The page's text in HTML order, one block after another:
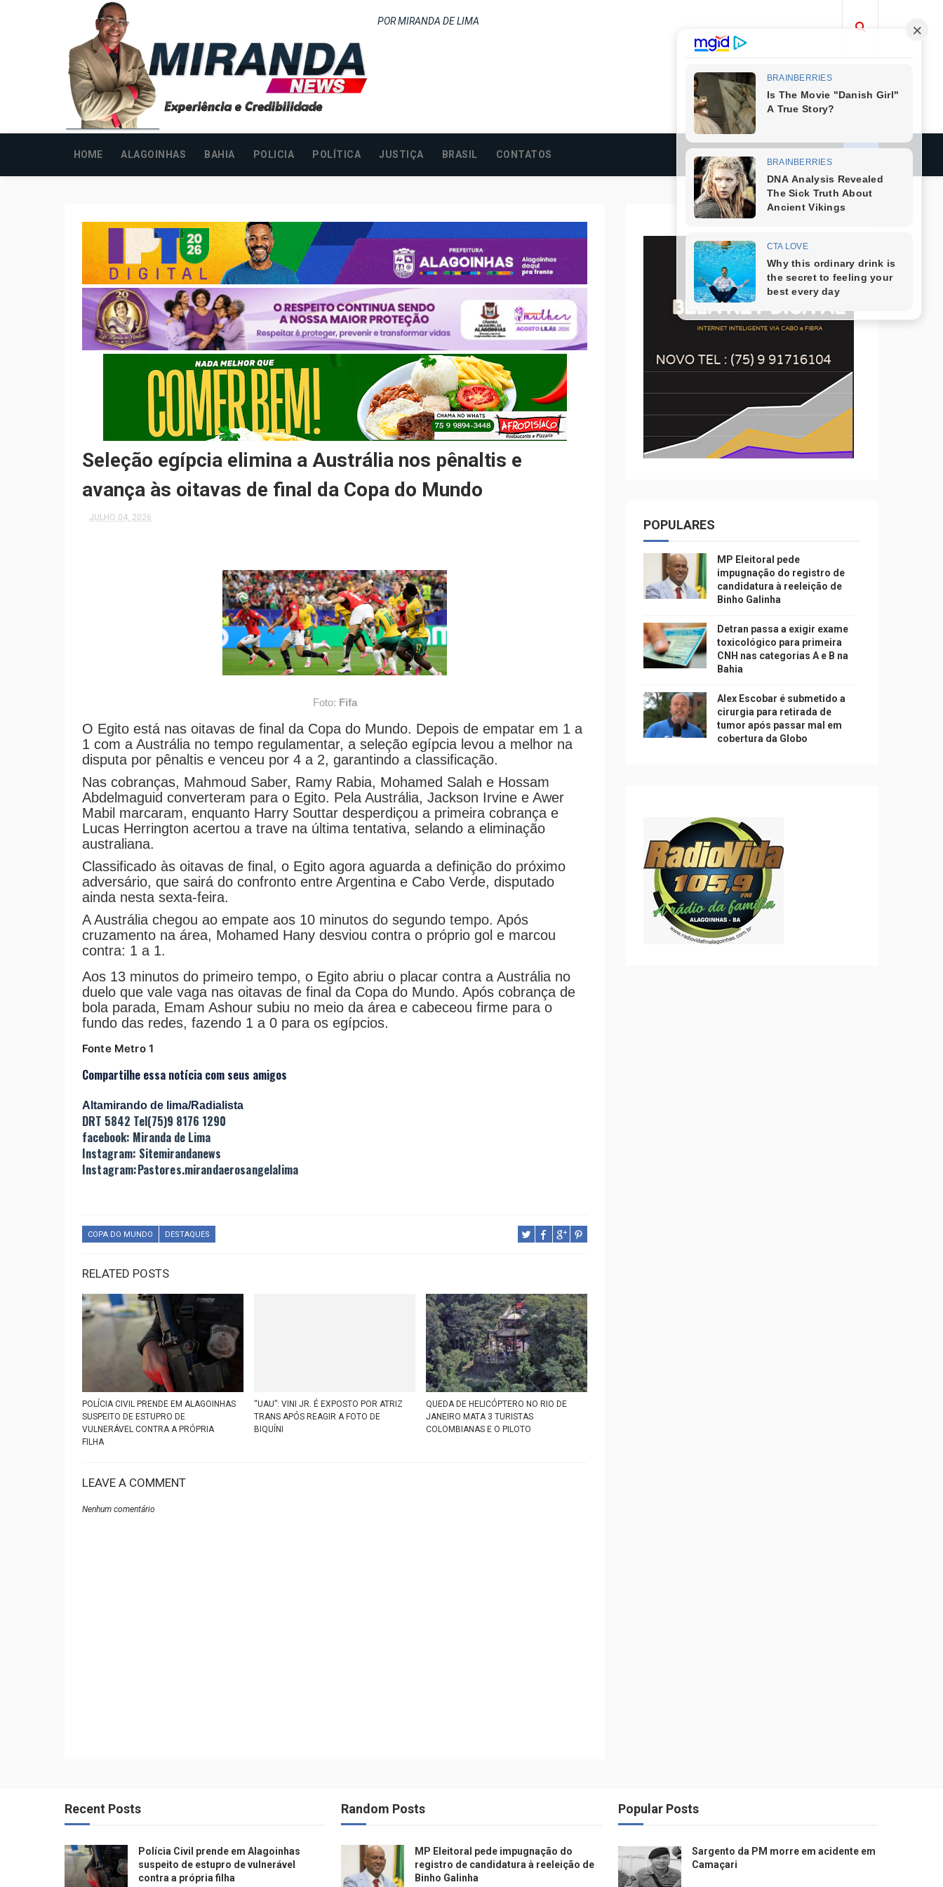
POR MIRANDA DE LIMA
HOME ALAGOINHAS BAHIA POLICIA POLÍTICA JUSTIÇA BRASIL CONTATOS
Seleção egípcia elimina a Austrália nos pênaltis e
avança às oitavas de final da Copa do Mundo
JULHO 04, 2026
Foto: Fifa
O Egito está nas oitavas de final da Copa do Mundo. Depois de empatar em 1 a
1 com a Austrália no tempo regulamentar, a seleção egípcia levou a melhor na
disputa por pênaltis e venceu por 4 a 2, garantindo a classificação.
Nas cobranças, Mahmoud Saber, Ramy Rabia, Mohamed Salah e Hossam
Abdelmaguid converteram para o Egito. Pela Austrália, Jackson Irvine e Awer
Mabil marcaram, enquanto Harry Souttar desperdiçou a primeira cobrança e
Lucas Herrington acertou a trave na última tentativa, selando a eliminação
australiana.
Classificado às oitavas de final, o Egito agora aguarda a definição do próximo
adversário, que sairá do confronto entre Argentina e Cabo Verde, disputado
ainda nesta sexta-feira.
A Austrália chegou ao empate aos 10 minutos do segundo tempo. Após
cruzamento na área, Mohamed Hany desviou contra o próprio gol e marcou
contra: 1 a 1.
Aos 13 minutos do primeiro tempo, o Egito abriu o placar contra a Austrália no
duelo que vale vaga nas oitavas de final da Copa do Mundo. Após cobrança de
bola parada, Emam Ashour subiu no meio da área e cabeceou firme para o
fundo das redes, fazendo 1 a 0 para os egípcios.
Fonte Metro 1
Compartilhe essa notícia com seus amigos
Altamirando de lima/Radialista
DRT 5842 Tel(75)9 8176 1290
facebook: Miranda de Lima
Instagram: Sitemirandanews
Instagram:Pastores.mirandaerosangelalima
COPA DO MUNDO DESTAQUES
RELATED POSTS
POLÍCIA CIVIL PRENDE EM ALAGOINHAS
SUSPEITO DE ESTUPRO DE
VULNERÁVEL CONTRA A PRÓPRIA
FILHA
“UAU”: VINI JR. É EXPOSTO POR ATRIZ
TRANS APÓS REAGIR A FOTO DE
BIQUÍNI
QUEDA DE HELICÓPTERO NO RIO DE
JANEIRO MATA 3 TURISTAS
COLOMBIANAS E O PILOTO
LEAVE A COMMENT
Nenhum comentário
POPULARES
MP Eleitoral pede
impugnação do registro de
candidatura à reeleição de
Binho Galinha
Detran passa a exigir exame
toxicológico para primeira
CNH nas categorias A e B na
Bahia
Alex Escobar é submetido a
cirurgia para retirada de
tumor após passar mal em
cobertura da Globo
Recent Posts
Polícia Civil prende em Alagoinhas
suspeito de estupro de vulnerável
contra a própria filha
Random Posts
MP Eleitoral pede impugnação do
registro de candidatura à reeleição de
Binho Galinha
Popular Posts
Sargento da PM morre em acidente em
Camaçari